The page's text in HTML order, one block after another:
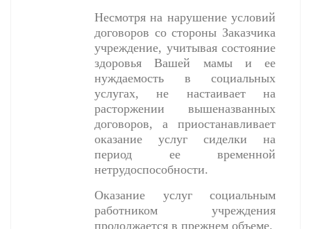
Несмотря на нарушение условий
договоров со стороны Заказчика
учреждение, учитывая состояние
здоровья Вашей мамы и ее
нуждаемость в социальных
услугах, не настаивает на
расторжении вышеназванных
договоров, а приостанавливает
оказание услуг сиделки на
период ее временной
нетрудоспособности.
Оказание услуг социальным
работником учреждения
продолжается в прежнем объеме.